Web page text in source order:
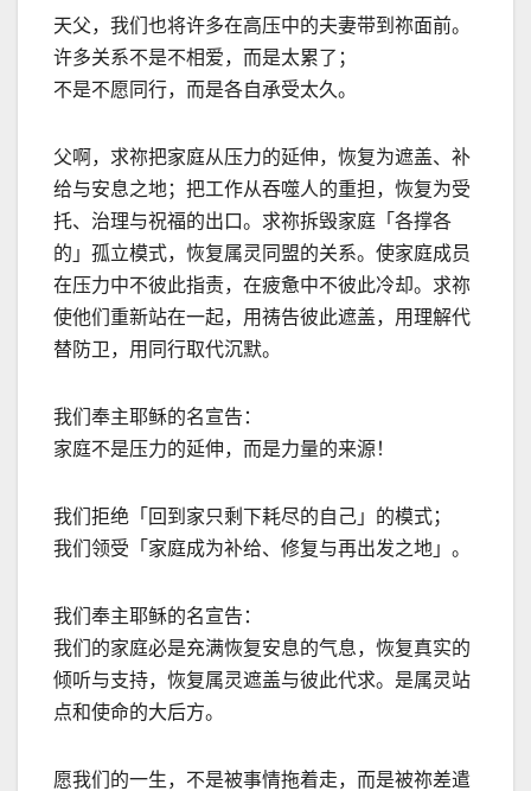
天父，我们也将许多在高压中的夫妻带到祢面前。
许多关系不是不相爱，而是太累了；
不是不愿同行，而是各自承受太久。
父啊，求祢把家庭从压力的延伸，恢复为遮盖、补
给与安息之地；把工作从吞噬人的重担，恢复为受
托、治理与祝福的出口。求祢拆毁家庭「各撑各
的」孤立模式，恢复属灵同盟的关系。使家庭成员
在压力中不彼此指责，在疲惫中不彼此冷却。求祢
使他们重新站在一起，用祷告彼此遮盖，用理解代
替防卫，用同行取代沉默。
我们奉主耶稣的名宣告：
家庭不是压力的延伸，而是力量的来源！
我们拒绝「回到家只剩下耗尽的自己」的模式；
我们领受「家庭成为补给、修复与再出发之地」。
我们奉主耶稣的名宣告：
我们的家庭必是充满恢复安息的气息，恢复真实的
倾听与支持，恢复属灵遮盖与彼此代求。是属灵站
点和使命的大后方。
愿我们的一生，不是被事情拖着走，而是被祢差遣